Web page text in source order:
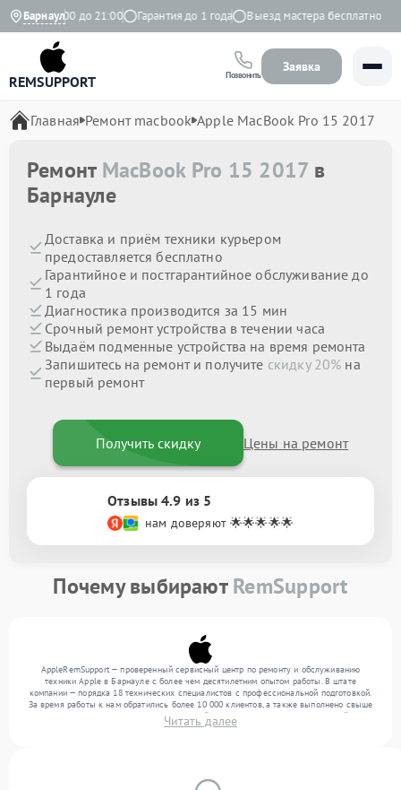
Барнаул
с 9:00 до 21:00 Гарантия до 1 года Выезд мастера бесплатно
REMSUPPORT Позвонить
Заявка
Главная Ремонт macbook Apple MacBook Pro 15 2017
Ремонт MacBook Pro 15 2017 в
Барнауле
Доставка и приём техники курьером
предоставляется бесплатно
Гарантийное и постгарантийное обслуживание до
1 года
Диагностика производится за 15 мин
Срочный ремонт устройства в течении часа
Выдаём подменные устройства на время ремонта
Запишитесь на ремонт и получите скидку 20% на
первый ремонт
Получить скидку Цены на ремонт
Отзывы 4.9 из 5
нам доверяют 🌟🌟🌟🌟🌟
Почему выбираютRemSupport
AppleRemSupport — проверенный сервисный центр по ремонту и обслуживанию
техники Apple в Барнауле с более чем десятилетним опытом работы. В штате
компании — порядка 18 технических специалистов с профессиональной подготовкой.
За время работы к нам обратились более 10 000 клиентов, а также выполнено свыше
12 000 ремонтов. Ежемесячно в сервисный центр поступает более 300 устройств,
включая , , . Мы выполняем ремонт различного уровня сложности и предлагаем
Читать далее